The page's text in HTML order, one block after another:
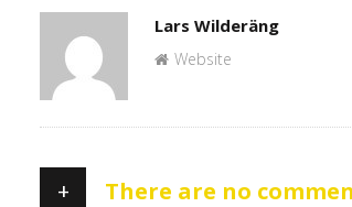
Author
Lars Wilderäng
Website
+ There are no